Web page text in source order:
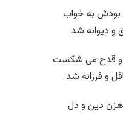
به خواب
و دیوانه شد
و قدح می شکست
و فرزانه شد
دین و دل